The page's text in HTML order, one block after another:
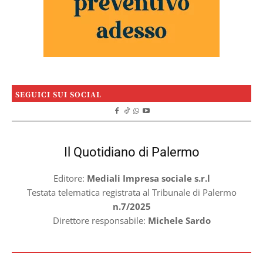
SEGUICI SUI SOCIAL
Il Quotidiano di Palermo
Editore: Mediali Impresa sociale s.r.l
Testata telematica registrata al Tribunale di Palermo
n.7/2025
Direttore responsabile: Michele Sardo